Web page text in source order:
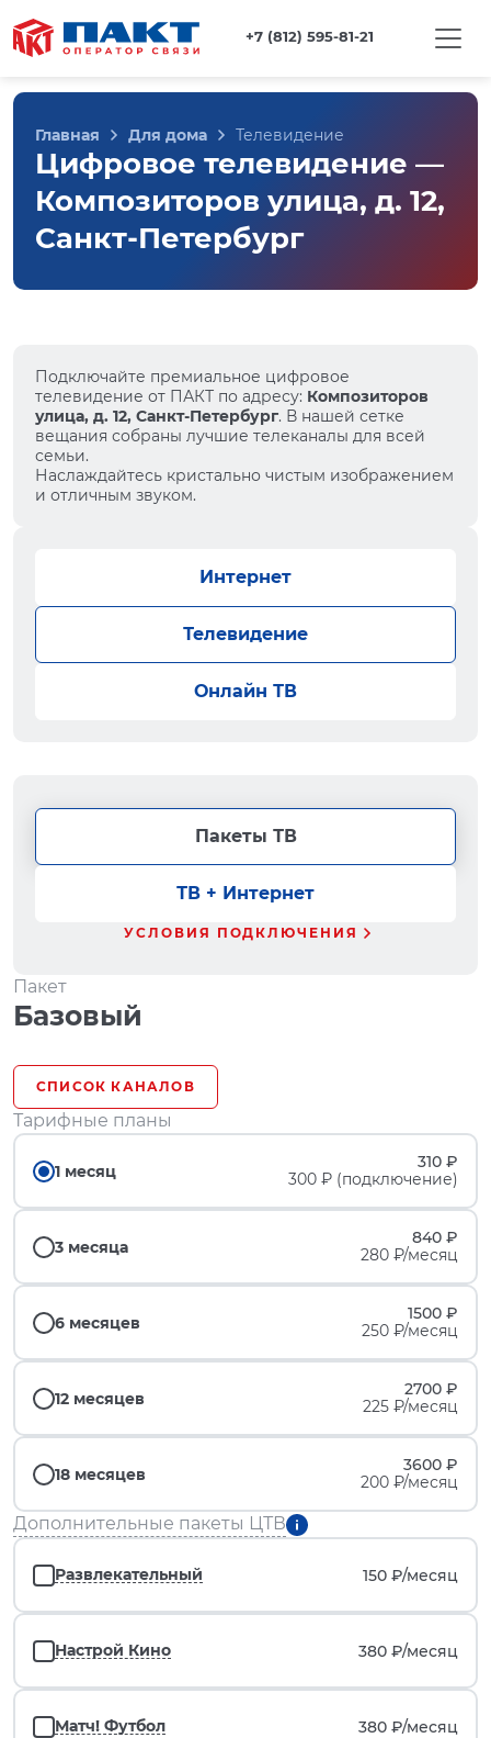
+7 (812) 595-81-21
Главная Для дома Телевидение
Цифровое телевидение —
Композиторов улица, д. 12,
Санкт-Петербург
Подключайте премиальное цифровое
телевидение от ПАКТ по адресу: Композиторов
улица, д. 12, Санкт-Петербург. В нашей сетке
вещания собраны лучшие телеканалы для всей
семьи.
Наслаждайтесь кристально чистым изображением
и отличным звуком.
Интернет
Телевидение
Онлайн ТВ
Пакеты ТВ
ТВ + Интернет
УСЛОВИЯ ПОДКЛЮЧЕНИЯ
Пакет
Базовый
СПИСОК КАНАЛОВ
Тарифные планы
1 месяц
310 ₽
300 ₽ (подключение)
3 месяца
840 ₽
280 ₽/месяц
6 месяцев
1500 ₽
250 ₽/месяц
12 месяцев
2700 ₽
225 ₽/месяц
18 месяцев
3600 ₽
200 ₽/месяц
Дополнительные пакеты ЦТВ
Развлекательный 150 ₽/месяц
Настрой Кино 380 ₽/месяц
Матч! Футбол 380 ₽/месяц